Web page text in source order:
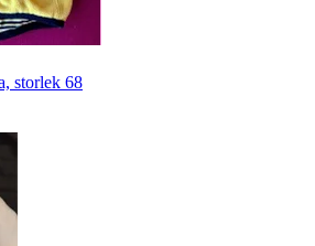
storlek 68